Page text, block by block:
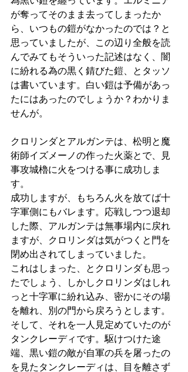
が奪ってそのまま去ってしまったか
ら、いつもの鎧がなかったのでは？と
思っていましたが、この辺り全般を読
んでみてもそういった記述はなく、闇
に紛れる為の黒く錆びた鎧、とタッソ
は書いています。白い鎧は予備があっ
たにはあったのでしょうか？わかりま
せんが。
クロリンダとアルガンテは、松明と魔
術師イズメーノの作った火薬とで、見
事攻城櫓に火をつける事に成功しま
す。
成功しますが、もちろん火を放てば十
字軍側にもバレます。応戦しつつ退却
した際、アルガンテは無事場内に戻れ
ますが、クロリンダは気がつくと門を
閉め出されてしまっていました。
これはしまった、とクロリンダも思っ
たでしょう、しかしクロリンダはしれ
っと十字軍に紛れ込み、密かにその場
を離れ、別の門から戻ろうとします。
そして、それを一人見定めていたのが
タンクレーディです。駆けつけた途
端、黒い鎧の敵が自軍の兵を屠ったの
を見たタンクレーディは、目を離さず